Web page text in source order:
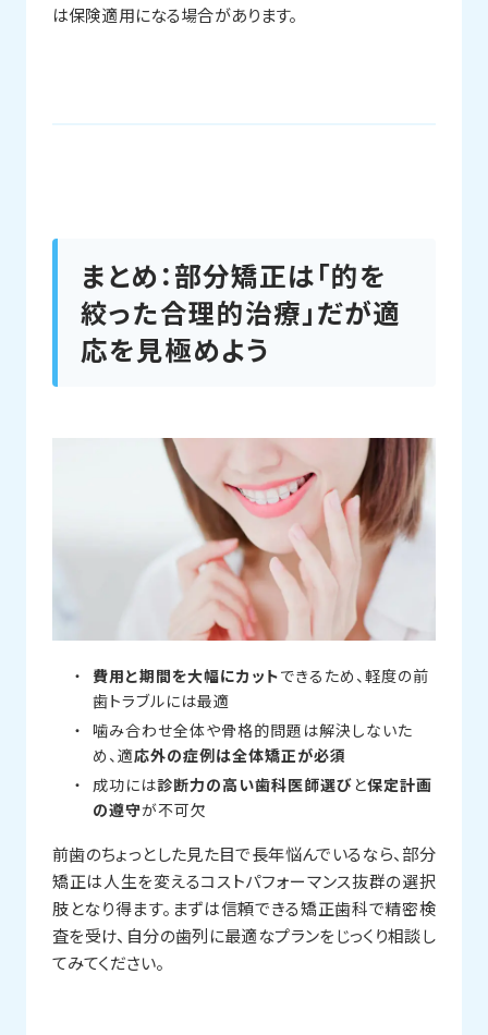
は保険適用になる場合があります。
まとめ：部分矯正は「的を
絞った合理的治療」だが適
応を見極めよう
費用と期間を大幅にカットできるため、軽度の前
歯トラブルには最適
噛み合わせ全体や骨格的問題は解決しないた
め、適応外の症例は全体矯正が必須
成功には診断力の高い歯科医師選びと保定計画
の遵守が不可欠
前歯のちょっとした見た目で長年悩んでいるなら、部分
矯正は人生を変えるコストパフォーマンス抜群の選択
肢となり得ます。まずは信頼できる矯正歯科で精密検
査を受け、自分の歯列に最適なプランをじっくり相談し
てみてください。